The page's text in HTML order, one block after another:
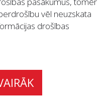
vēl neuzskata
drošības